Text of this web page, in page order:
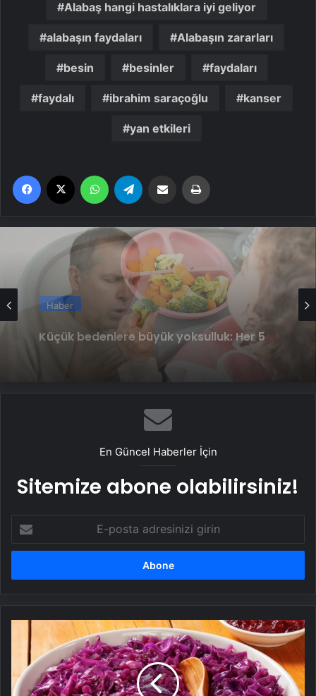
Alabaş hangi hastalıklara iyi geliyor
alabaşın faydaları Alabaşın zararları
besin besinler faydaları
faydalı ibrahim saraçoğlu kanser
yan etkileri
Facebook WhatsApp Email'den paylaş
Haber
Uzmanı uyardı: Bulduğunuz çözümle
oyalanmanız tanıyı geciktirebilir
En Güncel Haberler İçin
Sitemize abone olabilirsiniz!
posta
adresinizi
LahanaFaydaları
Nelerdir?
Mor
Lahana